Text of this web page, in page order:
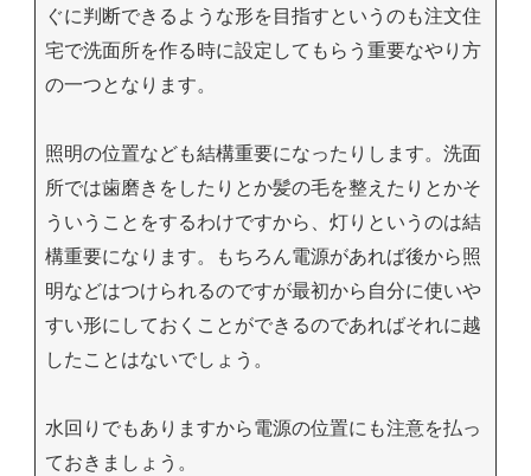
ぐに判断できるような形を目指すというのも注文住
宅で洗面所を作る時に設定してもらう重要なやり方
の一つとなります。
照明の位置なども結構重要になったりします。洗面
所では歯磨きをしたりとか髪の毛を整えたりとかそ
ういうことをするわけですから、灯りというのは結
構重要になります。もちろん電源があれば後から照
明などはつけられるのですが最初から自分に使いや
すい形にしておくことができるのであればそれに越
したことはないでしょう。
水回りでもありますから電源の位置にも注意を払っ
ておきましょう。